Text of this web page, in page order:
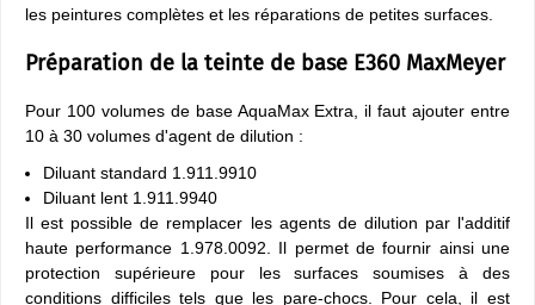
les peintures complètes et les réparations de petites surfaces.
Préparation de la teinte de base E360 MaxMeyer
Pour 100 volumes de base AquaMax Extra, il faut ajouter entre
10 à 30 volumes d'agent de dilution :
Diluant standard 1.911.9910
Diluant lent 1.911.9940
Il est possible de remplacer les agents de dilution par l'additif
haute performance 1.978.0092. Il permet de fournir ainsi une
protection supérieure pour les surfaces soumises à des
conditions difficiles tels que les pare-chocs. Pour cela, il est